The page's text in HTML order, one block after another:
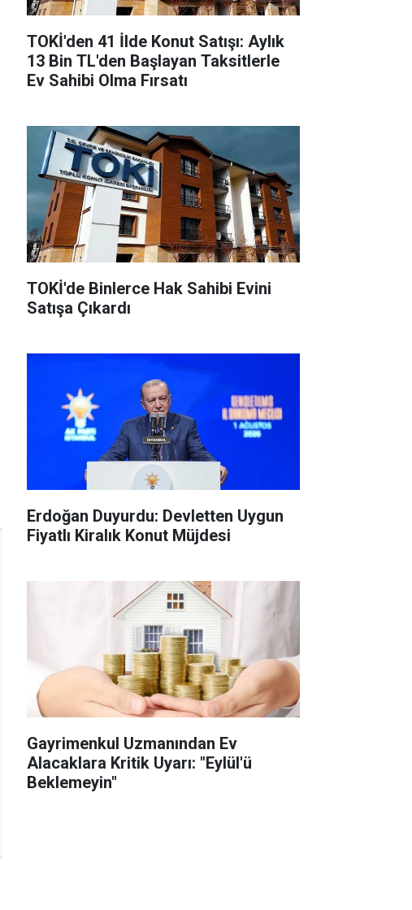
TOKİ'den 41 İlde Konut Satışı: Aylık
13 Bin TL'den Başlayan Taksitlerle
Ev Sahibi Olma Fırsatı
TOKİ'de Binlerce Hak Sahibi Evini
Satışa Çıkardı
Erdoğan Duyurdu: Devletten Uygun
Fiyatlı Kiralık Konut Müjdesi
Gayrimenkul Uzmanından Ev
Alacaklara Kritik Uyarı: "Eylül'ü
Beklemeyin"